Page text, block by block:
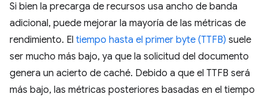
Si bien la precarga de recursos usa ancho de banda
adicional, puede mejorar la mayoría de las métricas de
rendimiento. El tiempo hasta el primer byte (TTFB) suele
ser mucho más bajo, ya que la solicitud del documento
genera un acierto de caché. Debido a que el TTFB será
más bajo, las métricas posteriores basadas en el tiempo